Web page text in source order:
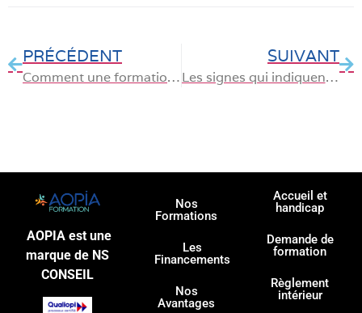
PRÉCÉDENT
Comment une formation en bureautique peut-elle améliorer l’efficacité en entreprise ?
SUIVANT
Les signes qui indiquent que vous avez besoin d’une reconversion professionnelle
AOPIA est une
marque de NS
CONSEIL
Nos
Formations
Les
Financements
Nos
Avantages
Accueil et
handicap
Demande de
formation
Règlement
intérieur